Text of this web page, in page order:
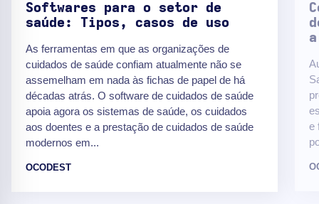
Softwares para o setor de
saúde: Tipos, casos de uso
As ferramentas em que as organizações de
cuidados de saúde confiam atualmente não se
assemelham em nada às fichas de papel de há
décadas atrás. O software de cuidados de saúde
apoia agora os sistemas de saúde, os cuidados
aos doentes e a prestação de cuidados de saúde
modernos em...
OCODEST
e